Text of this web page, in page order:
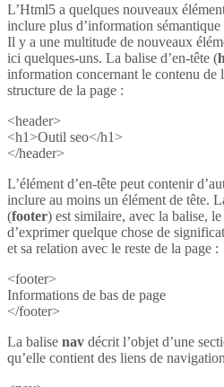
L’Html5 a quelques nouveaux
inclure plus d’information sémantique
Il y a une multitude de nouveaux
ici quelques-uns. La balise d’en-tête (
information concernant le contenu de
structure de la page :
<header>
<h1>Outil seo</h1>
</header>
L’élément d’en-tête peut contenir
inclure au moins un élément de tête.
(footer) est similaire, avec la balise,
d’exprimer quelque chose de
et sa relation avec le reste de la page :
<footer>
Informations de bas de page
</footer>
La balise nav décrit l’objet d’une
qu’elle contient des liens de